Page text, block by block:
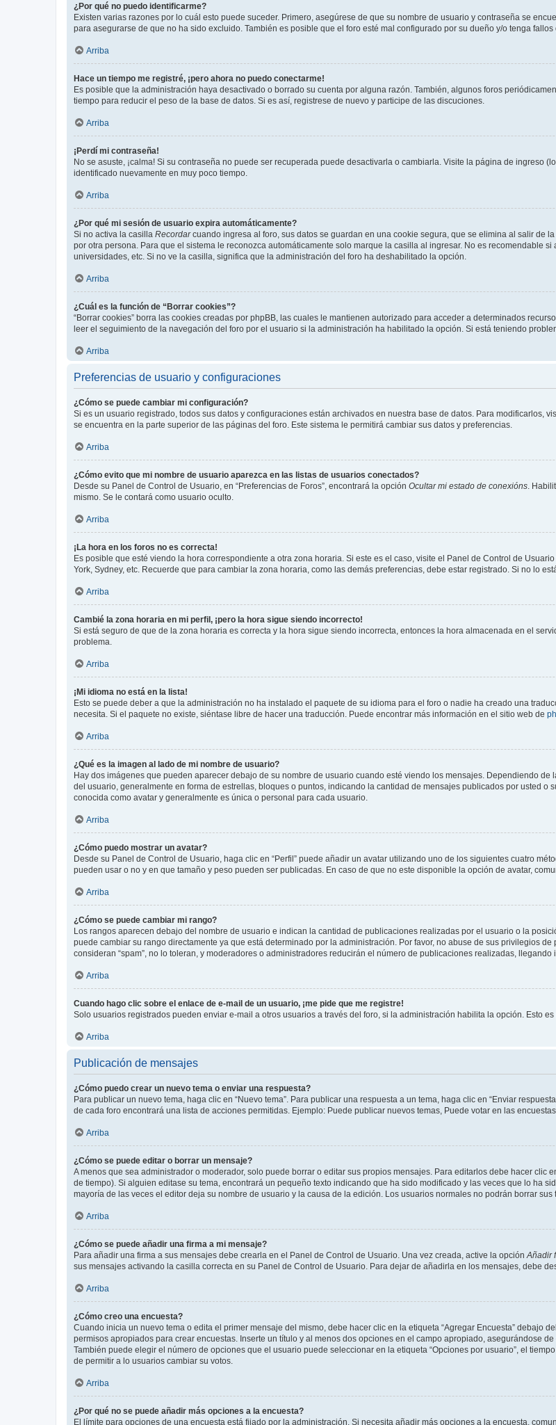
¿Por qué no puedo identificarme?
Existen varias razones por lo cuál esto puede suceder. Primero, asegúrese de que su nombre de usuario y contraseña se
para asegurarse de que no ha sido excluido. También es posible que el foro esté mal configurado por su dueño y/o tenga
Arriba
Hace un tiempo me registré, ¡pero ahora no puedo conectarme!
Es posible que la administración haya desactivado o borrado su cuenta por alguna razón. También, algunos foros
tiempo para reducir el peso de la base de datos. Si es así, registrese de nuevo y participe de las discuciones.
Arriba
¡Perdí mi contraseña!
No se asuste, ¡calma! Si su contraseña no puede ser recuperada puede desactivarla o cambiarla. Visite la página de ingreso
identificado nuevamente en muy poco tiempo.
Arriba
¿Por qué mi sesión de usuario expira automáticamente?
Si no activa la casilla Recordarcuando ingresa al foro, sus datos se guardan en una cookie segura, que se elimina al salir de
por otra persona. Para que el sistema le reconozca automáticamente solo marque la casilla al ingresar. No es recomendable
universidades, etc. Si no ve la casilla, significa que la administración del foro ha deshabilitado la opción.
Arriba
¿Cuál es la función de “Borrar cookies”?
“Borrar cookies” borra las cookies creadas por phpBB, las cuales le mantienen autorizado para acceder a determinados
leer el seguimiento de la navegación del foro por el usuario si la administración ha habilitado la opción. Si está teniendo
Arriba
Preferencias de usuario y configuraciones
¿Cómo se puede cambiar mi configuración?
Si es un usuario registrado, todos sus datos y configuraciones están archivados en nuestra base de datos. Para modificarlos,
se encuentra en la parte superior de las páginas del foro. Este sistema le permitirá cambiar sus datos y preferencias.
Arriba
¿Cómo evito que mi nombre de usuario aparezca en las listas de usuarios conectados?
Desde su Panel de Control de Usuario, en “Preferencias de Foros”, encontrará la opción Ocultar mi estado de conexións .
mismo. Se le contará como usuario oculto.
Arriba
¡La hora en los foros no es correcta!
Es posible que esté viendo la hora correspondiente a otra zona horaria. Si este es el caso, visite el Panel de Control de
York, Sydney, etc. Recuerde que para cambiar la zona horaria, como las demás preferencias, debe estar registrado. Si no lo
Arriba
Cambié la zona horaria en mi perfil, ¡pero la hora sigue siendo incorrecto!
Si está seguro de que de la zona horaria es correcta y la hora sigue siendo incorrecta, entonces la hora almacenada en el
problema.
Arriba
¡Mi idioma no está en la lista!
Esto se puede deber a que la administración no ha instalado el paquete de su idioma para el foro o nadie ha creado una
necesita. Si el paquete no existe, siéntase libre de hacer una traducción. Puede encontrar más información en el sitio web de
Arriba
¿Qué es la imagen al lado de mi nombre de usuario?
Hay dos imágenes que pueden aparecer debajo de su nombre de usuario cuando esté viendo los mensajes. Dependiendo
del usuario, generalmente en forma de estrellas, bloques o puntos, indicando la cantidad de mensajes publicados por usted o
conocida como avatar y generalmente es única o personal para cada usuario.
Arriba
¿Cómo puedo mostrar un avatar?
Desde su Panel de Control de Usuario, haga clic en “Perfil” puede añadir un avatar utilizando uno de los siguientes cuatro
pueden usar o no y en que tamaño y peso pueden ser publicadas. En caso de que no este disponible la opción de avatar,
Arriba
¿Cómo se puede cambiar mi rango?
Los rangos aparecen debajo del nombre de usuario e indican la cantidad de publicaciones realizadas por el usuario o la
puede cambiar su rango directamente ya que está determinado por la administración. Por favor, no abuse de sus privilegios
consideran “spam”, no lo toleran, y moderadores o administradores reducirán el número de publicaciones realizadas,
Arriba
Cuando hago clic sobre el enlace de e-mail de un usuario, ¡me pide que me registre!
Solo usuarios registrados pueden enviar e-mail a otros usuarios a través del foro, si la administración habilita la opción. Esto
Arriba
Publicación de mensajes
¿Cómo puedo crear un nuevo tema o enviar una respuesta?
Para publicar un nuevo tema, haga clic en “Nuevo tema”. Para publicar una respuesta a un tema, haga clic en “Enviar
de cada foro encontrará una lista de acciones permitidas. Ejemplo: Puede publicar nuevos temas, Puede votar en las
Arriba
¿Cómo se puede editar o borrar un mensaje?
A menos que sea administrador o moderador, solo puede borrar o editar sus propios mensajes. Para editarlos debe hacer clic
de tiempo). Si alguien editase su tema, encontrará un pequeño texto indicando que ha sido modificado y las veces que lo ha
mayoría de las veces el editor deja su nombre de usuario y la causa de la edición. Los usuarios normales no podrán borrar
Arriba
¿Cómo se puede añadir una firma a mi mensaje?
Para añadir una firma a sus mensajes debe crearla en el Panel de Control de Usuario. Una vez creada, active la opción Añadir
sus mensajes activando la casilla correcta en su Panel de Control de Usuario. Para dejar de añadirla en los mensajes, debe
Arriba
¿Cómo creo una encuesta?
Cuando inicia un nuevo tema o edita el primer mensaje del mismo, debe hacer clic en la etiqueta “Agregar Encuesta” debajo
permisos apropiados para crear encuestas. Inserte un título y al menos dos opciones en el campo apropiado, asegurándose
También puede elegir el número de opciones que el usuario puede seleccionar en la etiqueta “Opciones por usuario”, el
de permitir a lo usuarios cambiar su votos.
Arriba
¿Por qué no se puede añadir más opciones a la encuesta?
El límite para opciones de una encuesta está fijado por la administración. Si necesita añadir más opciones a la encuesta,